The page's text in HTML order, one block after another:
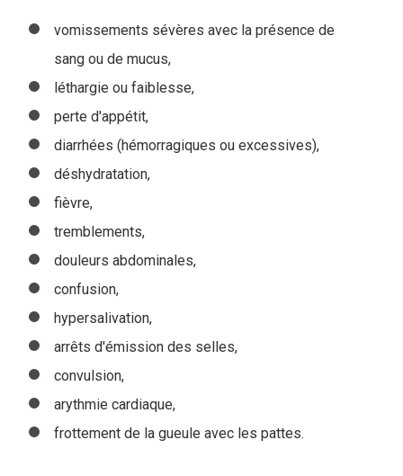
vomissements sévères avec la présence de
sang ou de mucus,
léthargie ou faiblesse,
perte d'appétit,
diarrhées (hémorragiques ou excessives),
déshydratation,
fièvre,
tremblements,
douleurs abdominales,
confusion,
hypersalivation,
arrêts d'émission des selles,
convulsion,
arythmie cardiaque,
frottement de la gueule avec les pattes.